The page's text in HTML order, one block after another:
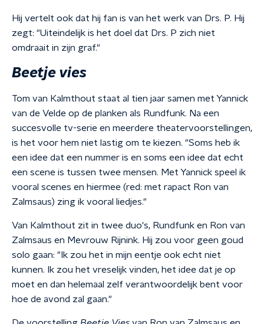
Hij vertelt ook dat hij fan is van het werk van Drs. P. Hij
zegt: "Uiteindelijk is het doel dat Drs. P zich niet
omdraait in zijn graf."
Beetje vies
Tom van Kalmthout staat al tien jaar samen met Yannick
van de Velde op de planken als Rundfunk. Na een
succesvolle tv-serie en meerdere theatervoorstellingen,
is het voor hem niet lastig om te kiezen. "Soms heb ik
een idee dat een nummer is en soms een idee dat echt
een scene is tussen twee mensen. Met Yannick speel ik
vooral scenes en hiermee (red: met rapact Ron van
Zalmsaus) zing ik vooral liedjes."
Van Kalmthout zit in twee duo's, Rundfunk en Ron van
Zalmsaus en Mevrouw Rijnink. Hij zou voor geen goud
solo gaan: "Ik zou het in mijn eentje ook echt niet
kunnen. Ik zou het vreselijk vinden, het idee dat je op
moet en dan helemaal zelf verantwoordelijk bent voor
hoe de avond zal gaan."